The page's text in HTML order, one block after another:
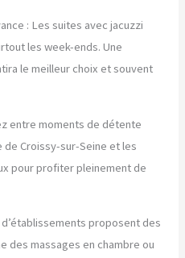
: Les suites avec jacuzzi
les week-ends. Une
le meilleur choix et souvent
entre moments de détente
Croissy-sur-Seine et les
pour profiter pleinement de
proposent des
des massages en chambre ou